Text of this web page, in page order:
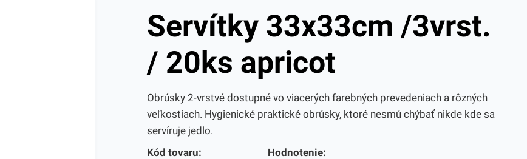
Servítky 33x33cm /3vrst.
/ 20ks apricot
Obrúsky 2-vrstvé dostupné vo viacerých farebných prevedeniach a rôzných
veľkostiach. Hygienické praktické obrúsky, ktoré nesmú chýbať nikde kde sa
servíruje jedlo.
Kód tovaru:
Hodnotenie: